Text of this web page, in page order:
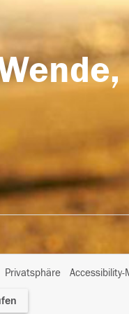
Privatsphäre
I